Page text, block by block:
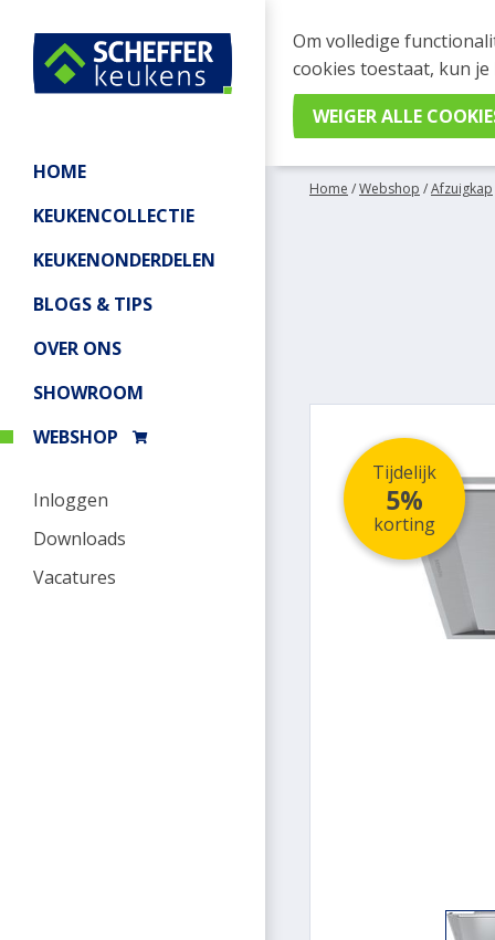
HOME
KEUKENCOLLECTIE
KEUKENONDERDELEN
BLOGS & TIPS
OVER ONS
SHOWROOM
WEBSHOP
Inloggen
Downloads
Vacatures
WEBSHOP
Je kan tijdelijk geen
Home /Webshop /Afzuigkap
Tijdelijk
5%
korting
Om volledige
cookies toestaat, kun